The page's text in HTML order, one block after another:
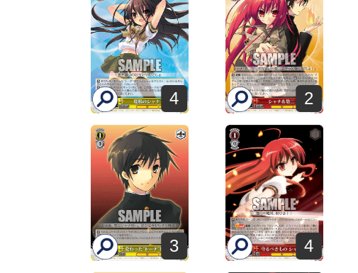
4 2
3 4